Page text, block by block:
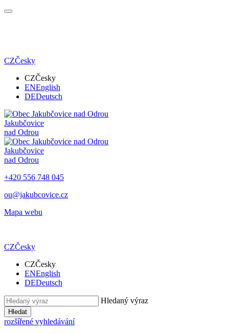
CZČesky
CZČesky
ENEnglish
DEDeutsch
Jakubčovice
nad Odrou
Jakubčovice
nad Odrou
+420 556 748 045
ou@jakubcovice.cz
Mapa webu
CZČesky
CZČesky
ENEnglish
DEDeutsch
Hledaný výraz
Hledat
rozšířené vyhledávání